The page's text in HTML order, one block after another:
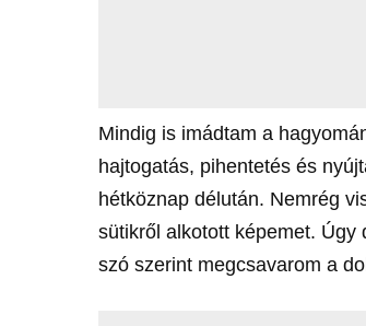
Mindig is imádtam a
hajtogatás, pihentetés és
hétköznap délután. Nemrég
sütikről alkotott képemet.
szó szerint megcsavarom a